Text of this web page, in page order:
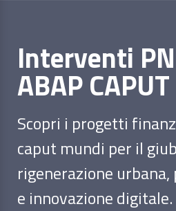
Interventi
ABAP
Scopri i progetti
caput mundi per il
rigenerazione
e innovazione digitale.